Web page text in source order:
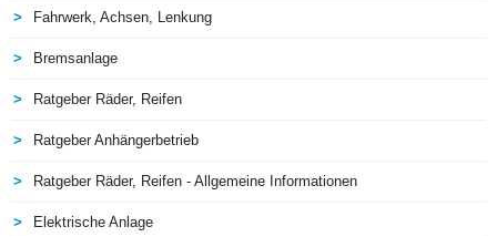
Fahrwerk, Achsen, Lenkung
Bremsanlage
Ratgeber Räder, Reifen
Ratgeber Anhängerbetrieb
Ratgeber Räder, Reifen - Allgemeine Informationen
Elektrische Anlage